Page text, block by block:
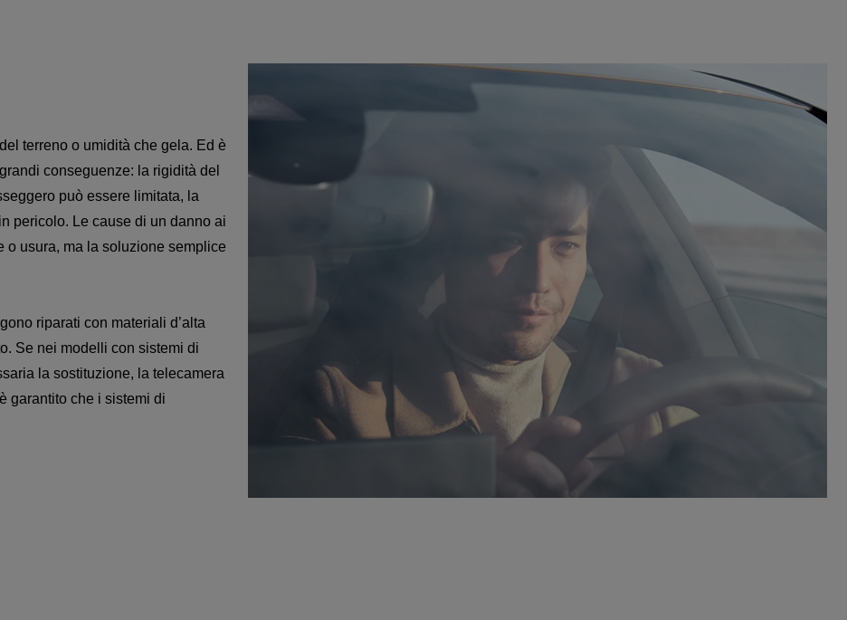
terreno o umidità che gela. Ed è
conseguenze: la rigidità del
può essere limitata, la
pericolo. Le cause di un danno ai
o usura, ma la soluzione semplice
riparati con materiali d’alta
Se nei modelli con sistemi di
la sostituzione, la telecamera
garantito che i sistemi di